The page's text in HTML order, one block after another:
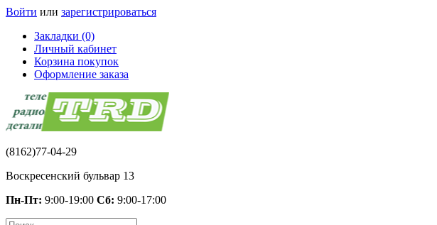
Войти или зарегистрироваться
Закладки (0)
Личный кабинет
Корзина покупок
Оформление заказа
(8162)77-04-29
Воскресенский бульвар 13
Пн-Пт: 9:00-19:00 Сб: 9:00-17:00